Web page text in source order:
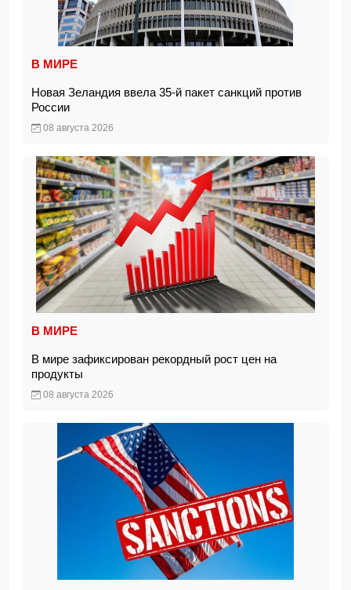
В МИРЕ
Новая Зеландия ввела 35-й пакет санкций против
России
08 августа 2026
В МИРЕ
В мире зафиксирован рекордный рост цен на
продукты
08 августа 2026